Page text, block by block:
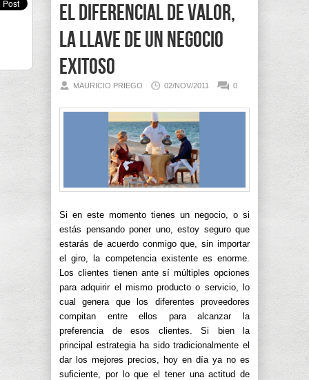
El diferencial de valor,
la llave de un negocio
exitoso
MAURICIO PRIEGO 02/NOV/2011 0
Si en este momento tienes un negocio, o si
estás pensando poner uno, estoy seguro que
estarás de acuerdo conmigo que, sin importar
el giro, la competencia existente es enorme.
Los clientes tienen ante sí múltiples opciones
para adquirir el mismo producto o servicio, lo
cual genera que los diferentes proveedores
compitan entre ellos para alcanzar la
preferencia de esos clientes. Si bien la
principal estrategia ha sido tradicionalmente el
dar los mejores precios, hoy en día ya no es
suficiente, por lo que el tener una actitud de